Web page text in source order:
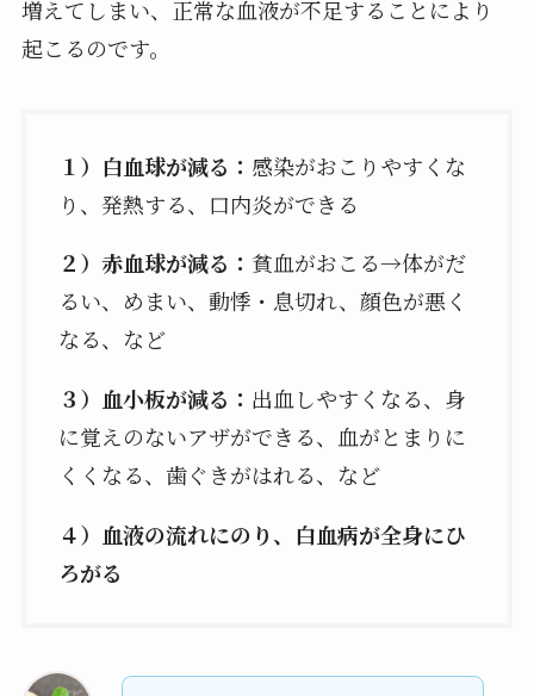
増えてしまい、正常な血液が不足することにより
起こるのです。
１）白血球が減る： 感染がおこりやすくな
り、発熱する、口内炎ができる
２）赤血球が減る： 貧血がおこる→体がだ
るい、めまい、動悸・息切れ、顔色が悪く
なる、など
３）血小板が減る： 出血しやすくなる、身
に覚えのないアザができる、血がとまりに
くくなる、歯ぐきがはれる、など
４）血液の流れにのり、白血病が全身にひ
ろがる